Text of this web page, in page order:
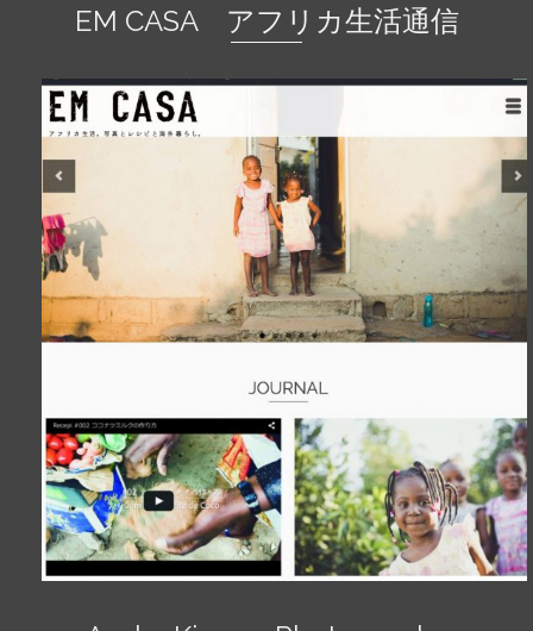
EM CASA アフリカ生活通信